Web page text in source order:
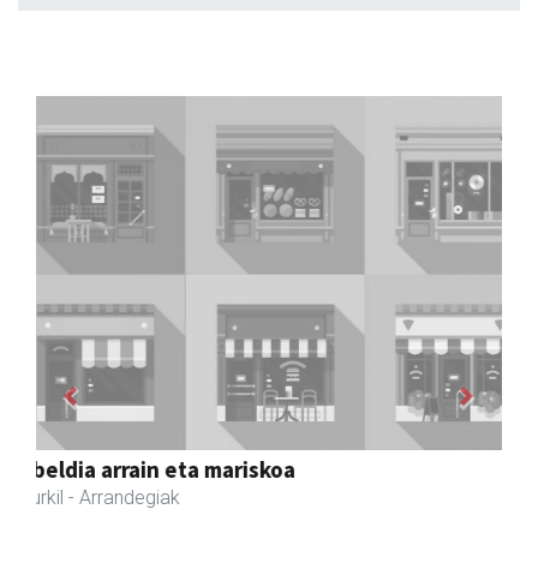
Joxean harategia
Zizurkil - Harategiak
Previous Next